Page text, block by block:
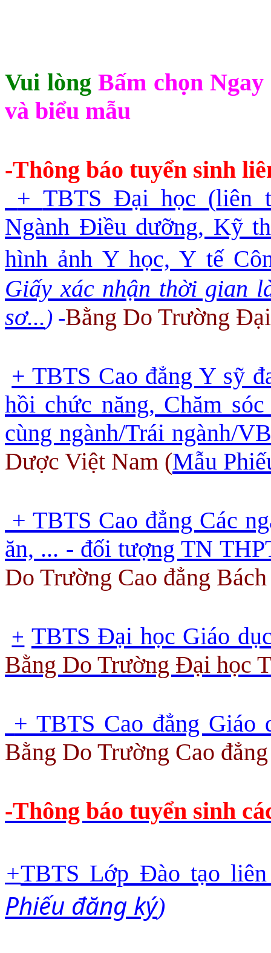
Vui lòng Bấm chọn Ngay
và biểu mẫu
-Thông báo tuyển sinh
+ TBTS Đại học (liên
Ngành Điều dưỡng, Kỹ
hình ảnh Y học, Y tế
Giấy xác nhận thời gian
sơ...) -Bằng Do Trường
+ TBTS Cao đẳng Y sỹ
hồi chức năng, Chăm
cùng ngành/Trái ngành/
Dược Việt Nam (Mẫu
+ TBTS Cao đẳng Các
ăn, ... - đối tượng TN
Do Trường Cao đẳng
+ TBTS Đại học Giáo
Bằng Do Trường Đại học
+ TBTS Cao đẳng
Bằng Do Trường Cao
-Thông báo tuyển sinh
+TBTS Lớp Đào tạo
Phiếu đăng ký)